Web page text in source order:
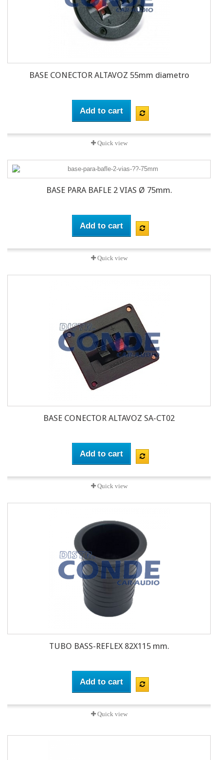
BASE CONECTOR ALTAVOZ 55mm diametro
Add to cart
Quick view
BASE PARA BAFLE 2 VIAS Ø 75mm.
Add to cart
Quick view
BASE CONECTOR ALTAVOZ SA-CT02
Add to cart
Quick view
TUBO BASS-REFLEX 82X115 mm.
Add to cart
Quick view